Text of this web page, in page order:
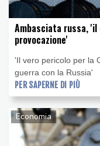
Ambasciata russa, 'il
provocazione'
'Il vero pericolo per la
guerra con la Russia'
PER SAPERNE DI PIÙ
Economia